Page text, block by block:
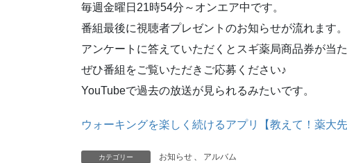
毎週金曜日21時54分～オンエア中です。
番組最後に視聴者プレゼントのお知らせが流れます。
アンケートに答えていただくとスギ薬局商品券が当た
ぜひ番組をご覧いただきご応募ください♪
YouTubeで過去の放送が見られるみたいです。
ウォーキングを楽しく続けるアプリ【教えて！薬大
カテゴリー お知らせ 、 アルバム